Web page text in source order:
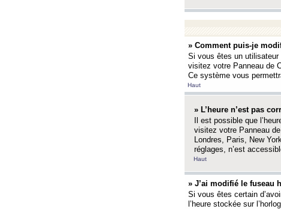
» Comment puis-je
Si vous êtes un
visitez votre Panneau de
Ce système vous
Haut
» L’heure n’est pas
Il est possible que
visitez votre Panneau
Londres, Paris, New
réglages, n’est
Haut
» J’ai modifié le fuseau
Si vous êtes certain
l’heure stockée sur